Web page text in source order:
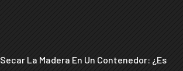
Secar La Madera En Un Contenedor: ¿es